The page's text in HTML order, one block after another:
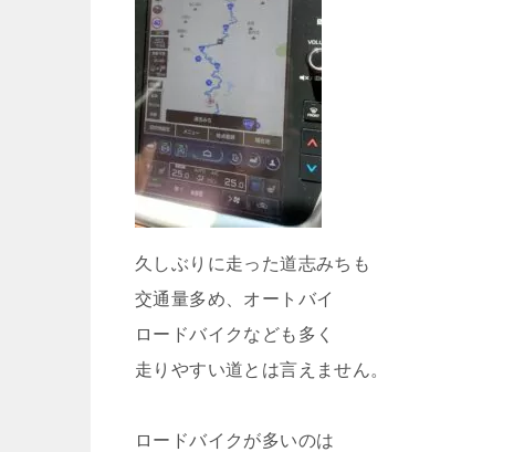
久しぶりに走った道志みちも
交通量多め、オートバイ
ロードバイクなども多く
走りやすい道とは言えません。
ロードバイクが多いのは